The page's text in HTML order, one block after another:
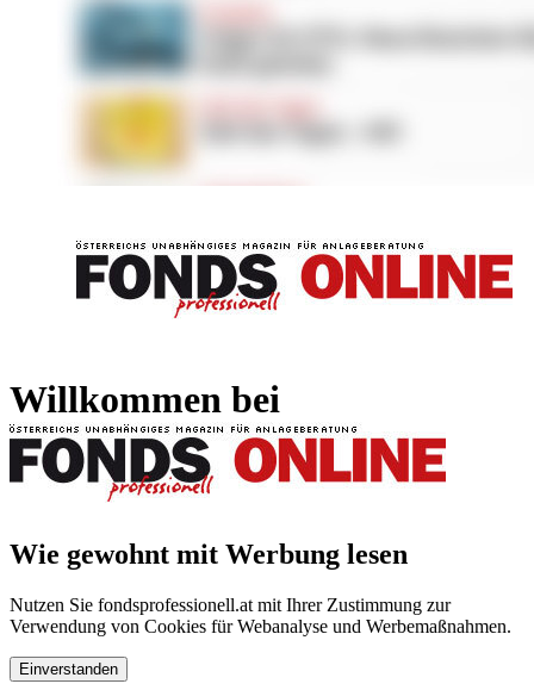
Willkommen bei
Wie gewohnt mit Werbung lesen
Nutzen Sie fondsprofessionell.at mit Ihrer Zustimmung zur
Verwendung von Cookies für Webanalyse und Werbemaßnahmen.
Einverstanden